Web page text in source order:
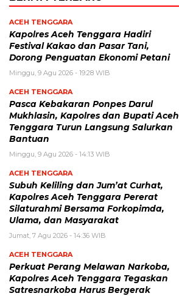
ACEH TENGGARA
Kapolres Aceh Tenggara Hadiri
Festival Kakao dan Pasar Tani,
Dorong Penguatan Ekonomi Petani
Minggu, 9 Agu 2026 - 19:28 WIB
ACEH TENGGARA
Pasca Kebakaran Ponpes Darul
Mukhlasin, Kapolres dan Bupati Aceh
Tenggara Turun Langsung Salurkan
Bantuan
Minggu, 9 Agu 2026 - 14:13 WIB
ACEH TENGGARA
Subuh Keliling dan Jum’at Curhat,
Kapolres Aceh Tenggara Pererat
Silaturahmi Bersama Forkopimda,
Ulama, dan Masyarakat
Jumat, 7 Agu 2026 - 14:36 WIB
ACEH TENGGARA
Perkuat Perang Melawan Narkoba,
Kapolres Aceh Tenggara Tegaskan
Satresnarkoba Harus Bergerak